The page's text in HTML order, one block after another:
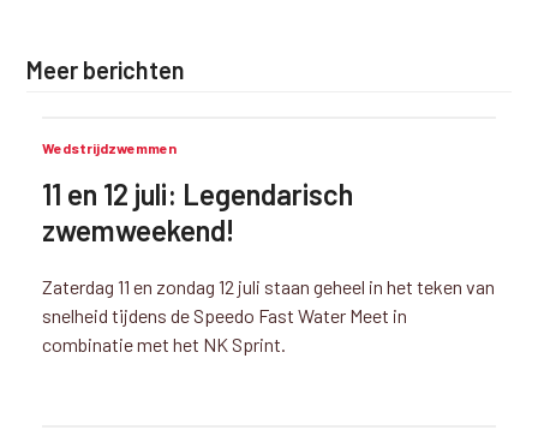
Meer berichten
Wedstrijdzwemmen
11 en 12 juli: Legendarisch
zwemweekend!
Zaterdag 11 en zondag 12 juli staan geheel in het teken van
snelheid tijdens de Speedo Fast Water Meet in
combinatie met het NK Sprint.